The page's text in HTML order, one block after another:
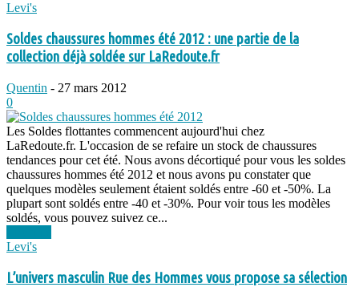
Levi's
Soldes chaussures hommes été 2012 : une partie de la
collection déjà soldée sur LaRedoute.fr
Quentin - 27 mars 2012
0
Les Soldes flottantes commencent aujourd'hui chez
LaRedoute.fr. L'occasion de se refaire un stock de chaussures
tendances pour cet été. Nous avons décortiqué pour vous les soldes
chaussures hommes été 2012 et nous avons pu constater que
quelques modèles seulement étaient soldés entre -60 et -50%. La
plupart sont soldés entre -40 et -30%. Pour voir tous les modèles
soldés, vous pouvez suivez ce...
Levi's
L’univers masculin Rue des Hommes vous propose sa sélection